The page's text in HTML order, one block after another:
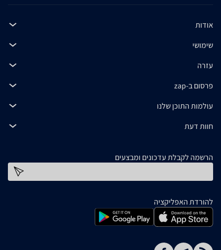
אודות
שימושי
עזרה
פרסום ב-zap
עולמות התוכן שלנו
חוות דעת
הרשמה לקבלת עדכונים ומבצעים
להורדת האפליקציה